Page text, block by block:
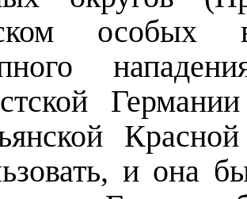
особых
и она